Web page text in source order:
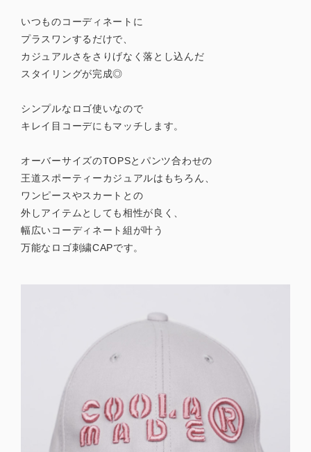
いつものコーディネートに
プラスワンするだけで、
カジュアルさをさりげなく落とし込んだ
スタイリングが完成◎
シンプルなロゴ使いなので
キレイ目コーデにもマッチします。
オーバーサイズのTOPSとパンツ合わせの
王道スポーティーカジュアルはもちろん、
ワンピースやスカートとの
外しアイテムとしても相性が良く、
幅広いコーディネート組が叶う
万能なロゴ刺繍CAPです。